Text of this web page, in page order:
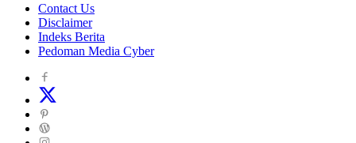
Contact Us
Disclaimer
Indeks Berita
Pedoman Media Cyber